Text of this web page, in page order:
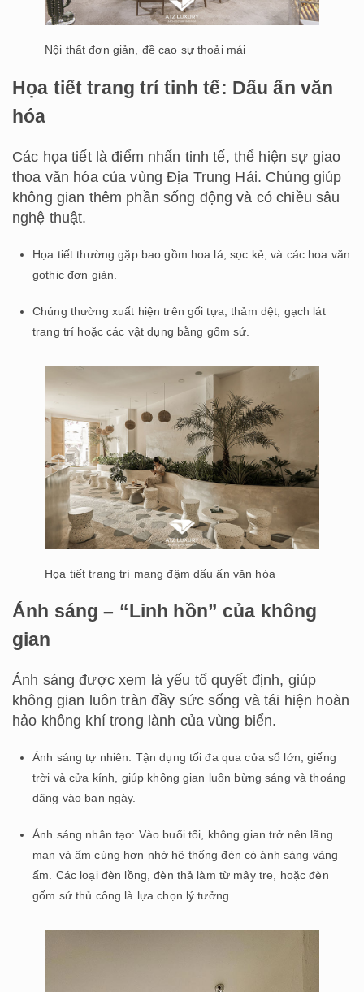
Nội thất đơn giản, đề cao sự thoải mái
Họa tiết trang trí tinh tế: Dấu ấn văn
hóa
Các họa tiết là điểm nhấn tinh tế, thể hiện sự giao
thoa văn hóa của vùng Địa Trung Hải. Chúng giúp
không gian thêm phần sống động và có chiều sâu
nghệ thuật.
Họa tiết thường gặp bao gồm hoa lá, sọc kẻ, và các hoa văn
gothic đơn giản.
Chúng thường xuất hiện trên gối tựa, thảm dệt, gạch lát
trang trí hoặc các vật dụng bằng gốm sứ.
Họa tiết trang trí mang đậm dấu ấn văn hóa
Ánh sáng – “Linh hồn” của không
gian
Ánh sáng được xem là yếu tố quyết định, giúp
không gian luôn tràn đầy sức sống và tái hiện hoàn
hảo không khí trong lành của vùng biển.
Ánh sáng tự nhiên: Tận dụng tối đa qua cửa sổ lớn, giếng
trời và cửa kính, giúp không gian luôn bừng sáng và thoáng
đãng vào ban ngày.
Ánh sáng nhân tạo: Vào buổi tối, không gian trở nên lãng
mạn và ấm cúng hơn nhờ hệ thống đèn có ánh sáng vàng
ấm. Các loại đèn lồng, đèn thả làm từ mây tre, hoặc đèn
gốm sứ thủ công là lựa chọn lý tưởng.